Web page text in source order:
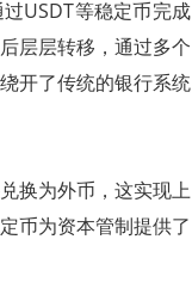
USDT等稳定币完成
层层转移，通过多个
开了传统的银行系统
换为外币，这实现上
币为资本管制提供了